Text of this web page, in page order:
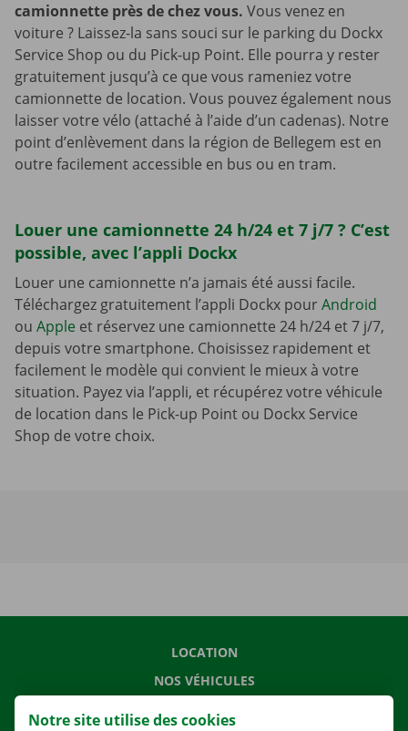
camionnette près de chez vous. Vous venez en
voiture ? Laissez-la sans souci sur le parking du Dockx
Service Shop ou du Pick-up Point. Elle pourra y rester
gratuitement jusqu’à ce que vous rameniez votre
camionnette de location. Vous pouvez également nous
laisser votre vélo (attaché à l’aide d’un cadenas). Notre
point d’enlèvement dans la région de Bellegem est en
outre facilement accessible en bus ou en tram.
Louer une camionnette 24 h/24 et 7 j/7 ? C’est
possible, avec l’appli Dockx
Louer une camionnette n’a jamais été aussi facile.
Téléchargez gratuitement l’appli Dockx pourAndroid
ou Apple et réservez une camionnette 24 h/24 et 7 j/7,
depuis votre smartphone. Choisissez rapidement et
facilement le modèle qui convient le mieux à votre
situation. Payez via l’appli, et récupérez votre véhicule
de location dans le Pick-up Point ou Dockx Service
Shop de votre choix.
LOCATION
NOS VÉHICULES
Notre site utilise des cookies